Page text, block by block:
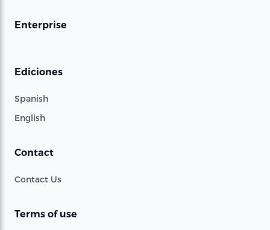
Enterprise
Ediciones
Spanish
English
Contact
Contact Us
Terms of use